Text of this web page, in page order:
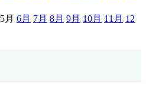
5月 6月 7月 8月 9月 10月 11月 12